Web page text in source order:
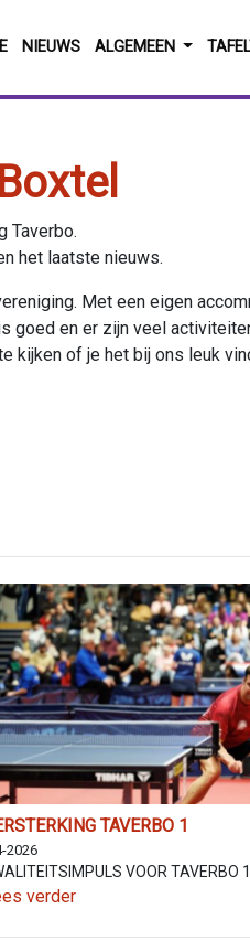
NIEUWS ALGEMEEN
Taverbo.
het laatste nieuws.
Met een eigen
goed en er zijn veel
kijken of je het bij ons leuk
TAVERBO 1
2026
VOOR TAVERBO 1
verder